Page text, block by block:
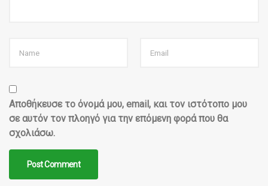
Αποθήκευσε το όνομά μου, email, και τον ιστότοπο μου
σε αυτόν τον πλοηγό για την επόμενη φορά που θα
σχολιάσω.